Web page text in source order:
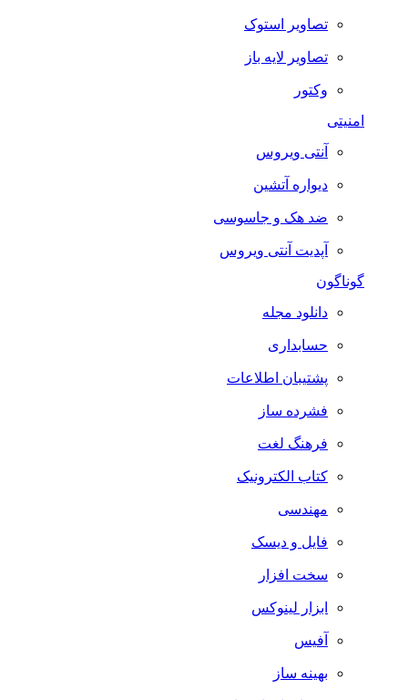
تصاویر استوک
تصاویر لایه باز
وکتور
امنیتی
آنتی ویروس
دیواره آتشین
ضد هک و جاسوسی
آپدیت آنتی ویروس
گوناگون
دانلود مجله
حسابداری
پشتیبان اطلاعات
فشرده ساز
فرهنگ لغت
کتاب الکترونیک
مهندسی
فایل و دیسک
سخت افزار
ابزار لینوکس
آفیس
بهینه ساز